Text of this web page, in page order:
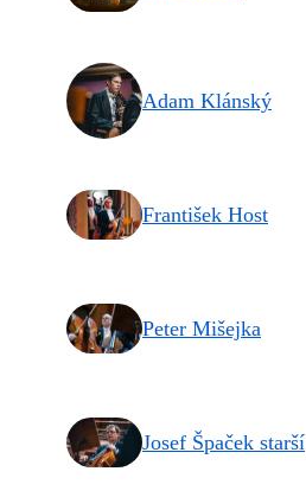
Adam Klánský
František Host
Peter Mišejka
Josef Špaček starší